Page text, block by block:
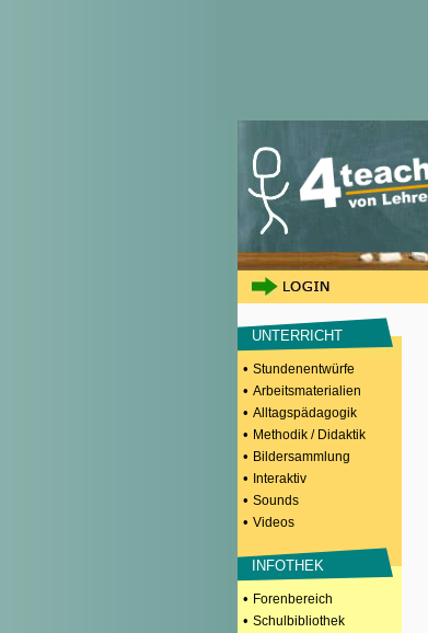
UNTERRICHT
• Stundenentwürfe
• Arbeitsmaterialien
• Alltagspädagogik
• Methodik / Didaktik
• Bildersammlung
• Interaktiv
• Sounds
• Videos
INFOTHEK
• Forenbereich
• Schulbibliothek